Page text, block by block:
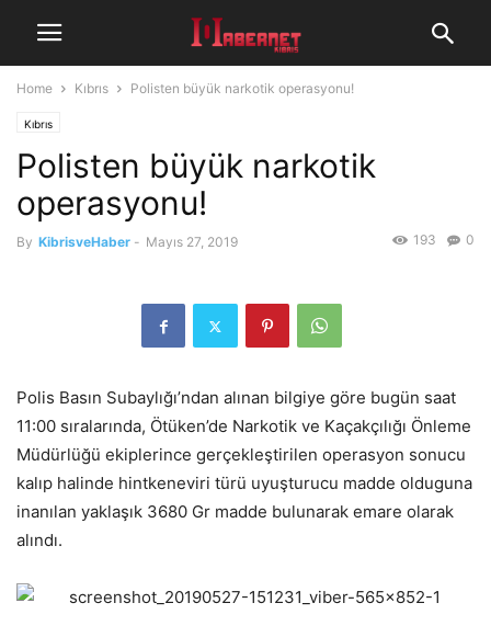
Home Kıbrıs Polisten büyük narkotik operasyonu!
Kıbrıs
Polisten büyük narkotik
operasyonu!
By KibrisveHaber - Mayıs 27, 2019 0
193
Polis Basın Subaylığı’ndan alınan bilgiye göre bugün saat
11:00 sıralarında, Ötüken’de Narkotik ve Kaçakçılığı Önleme
Müdürlüğü ekiplerince gerçekleştirilen operasyon sonucu
kalıp halinde hintkeneviri türü uyuşturucu madde olduguna
inanılan yaklaşık 3680 Gr madde bulunarak emare olarak
alındı.